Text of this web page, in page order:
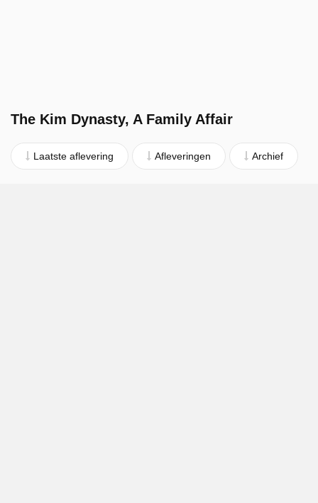
The Kim Dynasty, A Family Affair
Laatste aflevering Afleveringen Archief